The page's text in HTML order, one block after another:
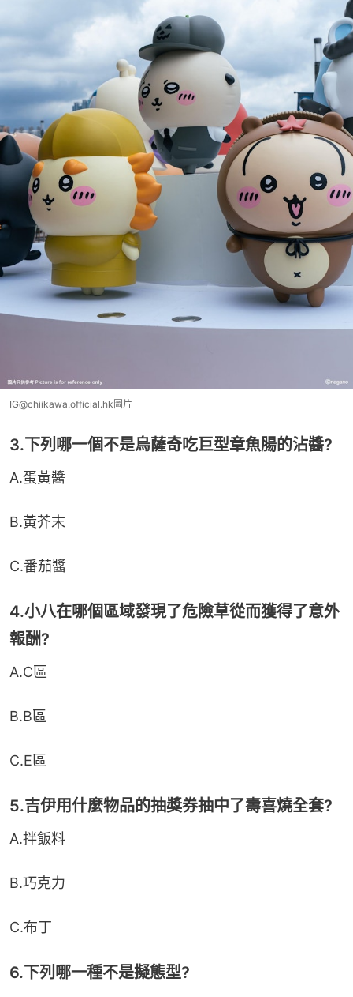
IG@chiikawa.official.hk圖片
3.下列哪一個不是烏薩奇吃巨型章魚腸的沾醬?
A.蛋黃醬
B.黃芥末
C.番茄醬
4.小八在哪個區域發現了危險草從而獲得了意外
報酬?
A.C區
B.B區
C.E區
5.吉伊用什麼物品的抽獎券抽中了壽喜燒全套?
A.拌飯料
B.巧克力
C.布丁
6.下列哪一種不是擬態型?